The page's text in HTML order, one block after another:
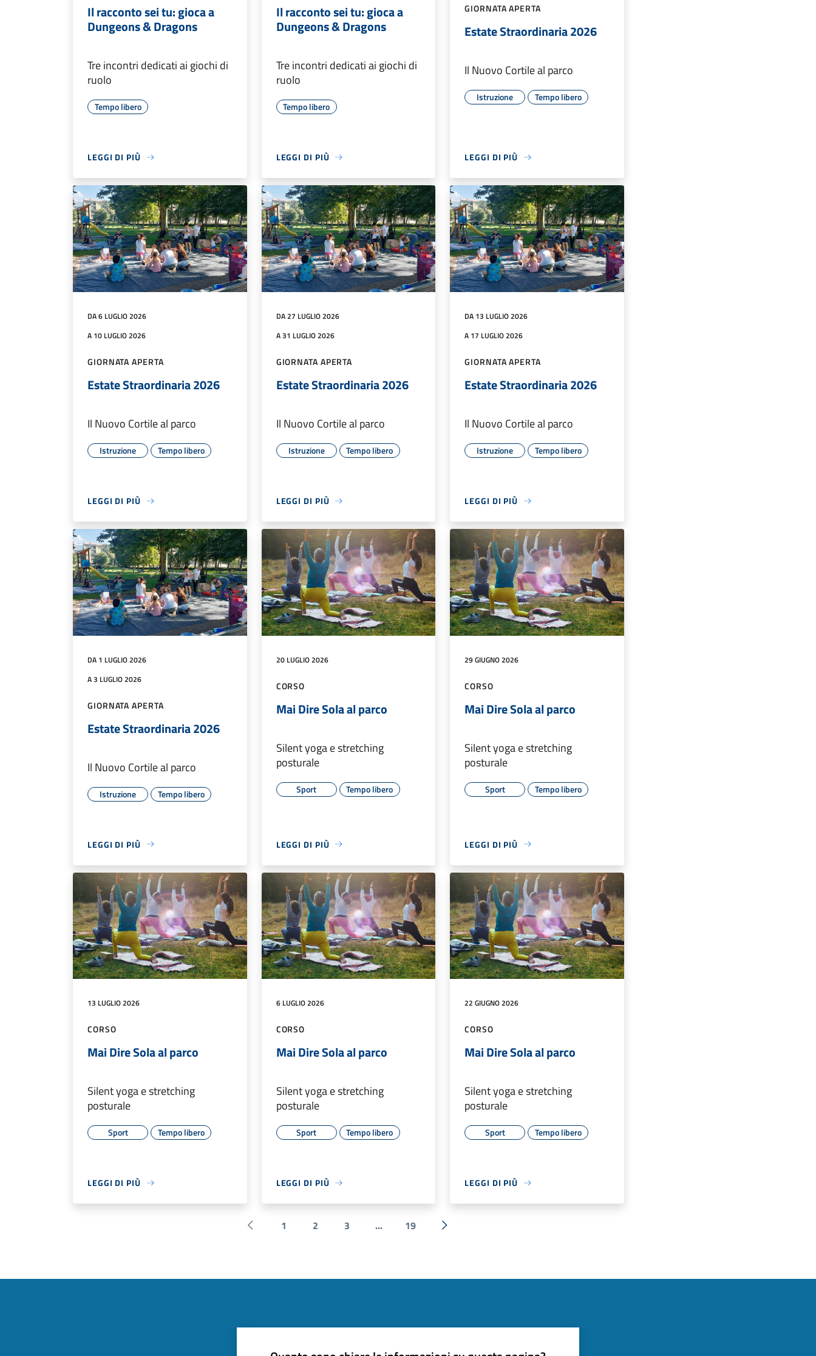
Il racconto sei tu: gioca a
Dungeons & Dragons
Tre incontri dedicati ai giochi di
ruolo
Tempo libero
LEGGI DI PIÙ
Il racconto sei tu: gioca a
Dungeons & Dragons
Tre incontri dedicati ai giochi di
ruolo
Tempo libero
LEGGI DI PIÙ
GIORNATA APERTA
Estate Straordinaria 2026
Il Nuovo Cortile al parco
Istruzione Tempo libero
LEGGI DI PIÙ
DA 6 LUGLIO 2026
A 10 LUGLIO 2026
GIORNATA APERTA
Estate Straordinaria 2026
Il Nuovo Cortile al parco
Istruzione Tempo libero
LEGGI DI PIÙ
DA 27 LUGLIO 2026
A 31 LUGLIO 2026
GIORNATA APERTA
Estate Straordinaria 2026
Il Nuovo Cortile al parco
Istruzione Tempo libero
LEGGI DI PIÙ
DA 13 LUGLIO 2026
A 17 LUGLIO 2026
GIORNATA APERTA
Estate Straordinaria 2026
Il Nuovo Cortile al parco
Istruzione Tempo libero
LEGGI DI PIÙ
DA 1 LUGLIO 2026
A 3 LUGLIO 2026
GIORNATA APERTA
Estate Straordinaria 2026
Il Nuovo Cortile al parco
Istruzione Tempo libero
LEGGI DI PIÙ
20 LUGLIO 2026
CORSO
Mai Dire Sola al parco
Silent yoga e stretching
posturale
Sport Tempo libero
LEGGI DI PIÙ
29 GIUGNO 2026
CORSO
Mai Dire Sola al parco
Silent yoga e stretching
posturale
Sport Tempo libero
LEGGI DI PIÙ
13 LUGLIO 2026
CORSO
Mai Dire Sola al parco
Silent yoga e stretching
posturale
Sport Tempo libero
LEGGI DI PIÙ
6 LUGLIO 2026
CORSO
Mai Dire Sola al parco
Silent yoga e stretching
posturale
Sport Tempo libero
LEGGI DI PIÙ
22 GIUGNO 2026
CORSO
Mai Dire Sola al parco
Silent yoga e stretching
posturale
Sport Tempo libero
LEGGI DI PIÙ
Pagina precedente
1 2 3 ... 19
Successiva »